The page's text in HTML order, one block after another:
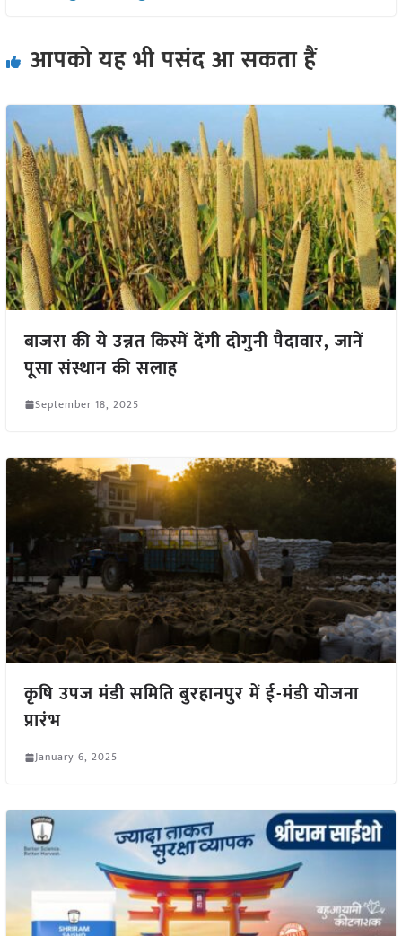
आपको यह भी पसंद आ सकता हैं
बाजरा की ये उन्नत किस्में देंगी दोगुनी पैदावार, जानें
पूसा संस्थान की सलाह
September 18, 2025
कृषि उपज मंडी समिति बुरहानपुर में ई-मंडी योजना
प्रारंभ
January 6, 2025